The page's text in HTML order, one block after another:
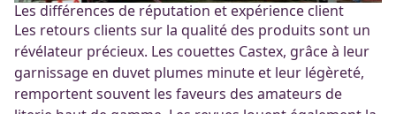
Les différences de réputation et expérience client
Les retours clients sur la qualité des produits sont un
révélateur précieux. Les couettes Castex, grâce à leur
garnissage en duvet plumes minute et leur légèreté,
remportent souvent les faveurs des amateurs de